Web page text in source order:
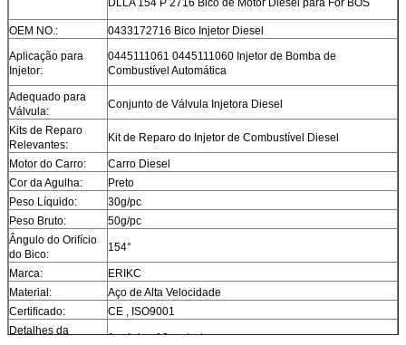
DLLA 154 P 2716 Bico de Motor Diesel para For BOS
OEM NO.:
0433172716 Bico Injetor Diesel
Aplicação para
Injetor:
0445111061 0445111060 Injetor de Bomba de
Combustível Automática
Adequado para
Válvula:
Conjunto de Válvula Injetora Diesel
Kits de Reparo
Relevantes:
Kit de Reparo do Injetor de Combustível Diesel
Motor do Carro:
Carro Diesel
Cor da Agulha:
Preto
Peso Líquido:
30g/pc
Peso Bruto:
50g/pc
Ângulo do Orifício
do Bico:
154°
Marca:
ERIKC
Material:
Aço de Alta Velocidade
Certificado:
CE , ISO9001
Detalhes da
1pc/tubo, 10pcs/caixa